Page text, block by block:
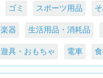
ゴミ スポーツ用品
楽器 生活用品・消耗品
遊具・おもちゃ 電車